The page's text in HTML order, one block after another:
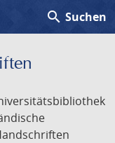
search Suchen